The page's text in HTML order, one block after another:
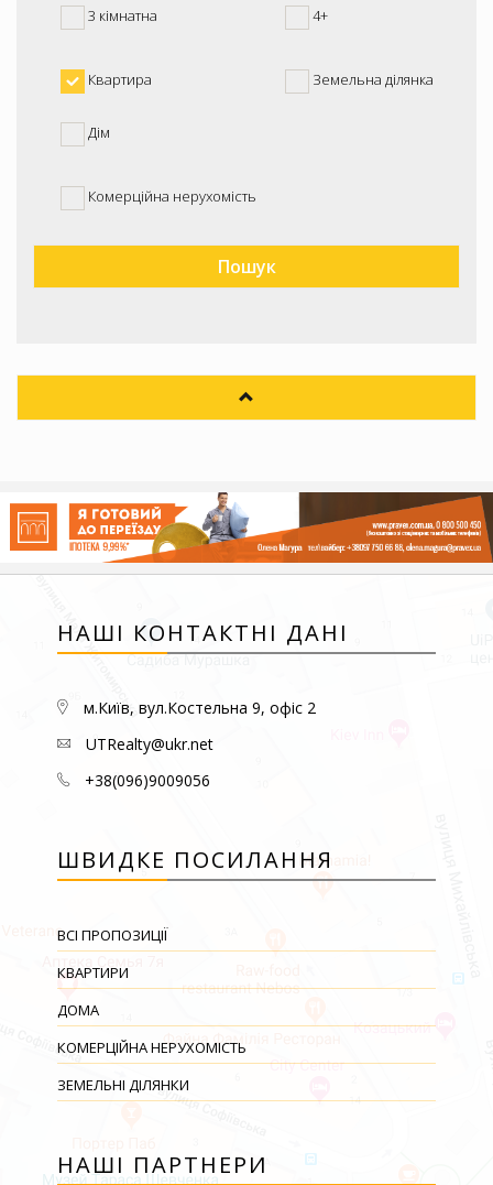
3 кімнатна 4+
Квартира Земельна ділянка
Дім
Комерційна нерухомість
НАШІ КОНТАКТНІ ДАНІ
м.Київ, вул.Костельна 9, офіс 2
UTRealty@ukr.net
+38(096)9009056
ШВИДКЕ ПОСИЛАННЯ
ВСІ ПРОПОЗИЦІЇ
КВАРТИРИ
ДОМА
КОМЕРЦІЙНА НЕРУХОМІСТЬ
ЗЕМЕЛЬНІ ДІЛЯНКИ
НАШІ ПАРТНЕРИ